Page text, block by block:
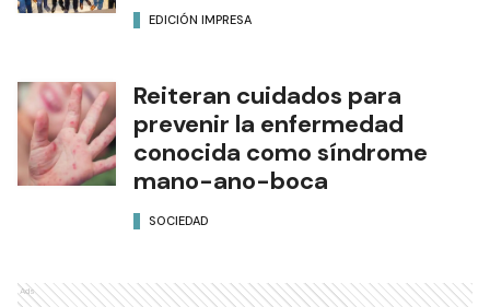
EDICIÓN IMPRESA
Reiteran cuidados para
prevenir la enfermedad
conocida como síndrome
mano-ano-boca
SOCIEDAD
Ads